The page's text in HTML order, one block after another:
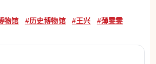
物馆 #历史博物馆 #王兴 #薄雯雯